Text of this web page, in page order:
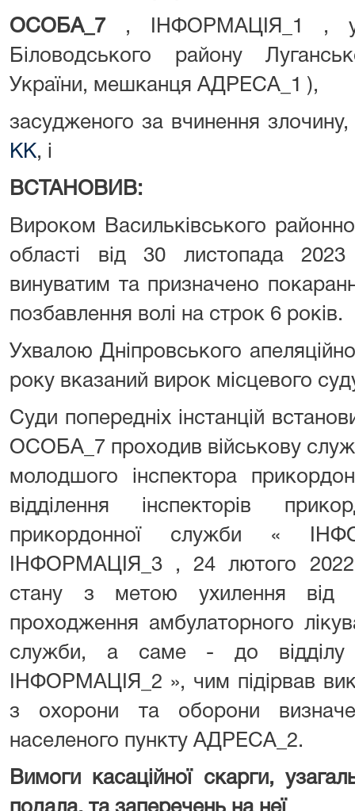
ОСОБА_7 , ІНФОРМАЦІЯ_1 ,
Біловодського району
України, мешканця АДРЕСА_1 ),
засудженого за вчинення
КК, і
ВСТАНОВИВ:
Вироком Васильківського
області від 30 листопада
винуватим та призначено
позбавлення волі на строк 6 років.
Ухвалою Дніпровського
року вказаний вирок місцевого
Суди попередніх інстанцій
ОСОБА_7 проходив військову
молодшого інспектора
відділення інспекторів
прикордонної служби «
ІНФОРМАЦІЯ_3 , 24 лютого
стану з метою ухилення від
проходження амбулаторного
служби, а саме - до відділу
ІНФОРМАЦІЯ_2 », чим підірвав
з охорони та оборони
населеного пункту АДРЕСА_2.
Вимоги касаційної скарги,